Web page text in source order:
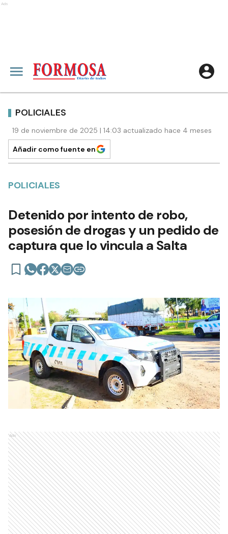
Ads
POLICIALES
19 de noviembre de 2025 | 14:03 actualizado hace 4 meses
Añadir como fuente en
POLICIALES
Detenido por intento de robo,
posesión de drogas y un pedido de
captura que lo vincula a Salta
Ads